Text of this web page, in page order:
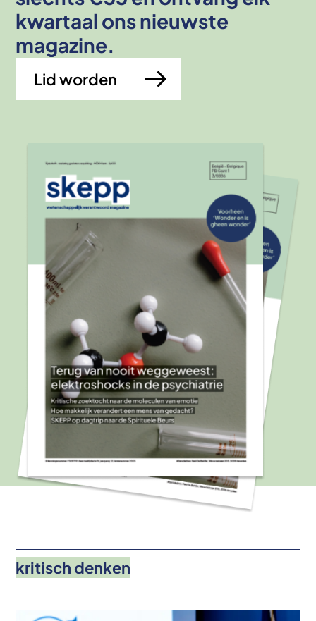
kwartaal ons nieuwste
magazine.
Lid worden
kritisch denken